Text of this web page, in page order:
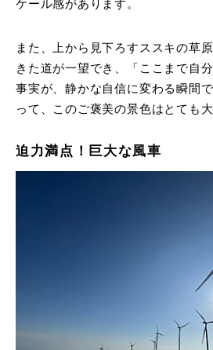
ケール感があります。
また、上から見下ろすススキの草
きた道が一望でき、「ここまで自
事実が、静かな自信に変わる瞬間
って、このご褒美の景色はとても
迫力満点！巨大な風車